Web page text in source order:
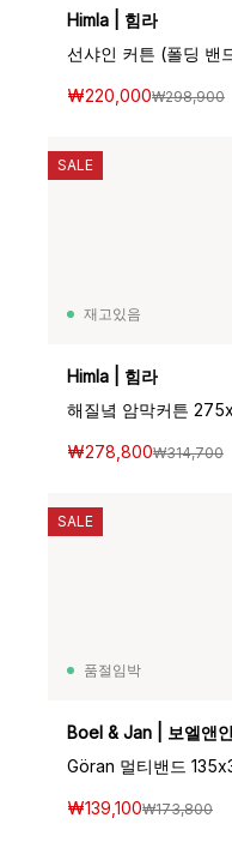
Himla | 힘라
₩220,000₩298,900
재고있음
Himla | 힘라
해질녘 암막커튼
₩278,800₩314,700
SALE
품절임박
Boel & Jan | 보엘앤
Göran 멀티밴드
₩139,100₩173,800
SALE